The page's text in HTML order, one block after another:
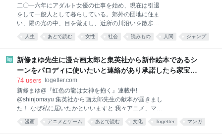
に遭った女性の心の傷に寄り添い、社会の在り方や加害者の背景にも踏
み込んだ考察を述べています。本稿では、この筆者の立場・視点が被害
者心理学およ
二〇一六年にアダルト女優の仕事を始め、現在は引退
をして一般人として暮らしている。郊外の団地に住ま
い、陽の光の中、目を覚まし、近所の川沿いを散歩
し、ピラティスのジムに通い、秋刀魚を買って焼き、
小津安二郎やエドワード・ヤンなど敬愛する監督の作
誰かとして人と語らい、「元AV女優」の肩書きで世に
出ることに逡巡し何年も完成しない小説と向き合う
日々。底を尽きる貯金、三〇代の健康、映画監督の夢
で働きつづける女性たちの姿、いまさらできない就
職、どんどん地元へ帰るか結婚するかの二択へ収まっ
ていく同年代の女性たち、半端な立ち位置、それでも
小さく幸福で素朴な毎日。タイトルは離職したことを
人生 あとで読む 女性 社会 読みもの 人間 ジャンプ
新條まゆ先生に漫☆画太郎と集英社から新作絵本であるシ
ーンをパロディに使いたいと連絡があり承諾したら家宝レ
ベルのとんでもないものが届いた
74 users togetter.com
新條まゆ@『虹色の龍は女神を抱く』連載中!
@shinjomayu 集英社から画太郎先生の献本が届きまし
た！ なぜ私に届いたかといいますと 我々アニメ、マン
ガ業界で、オマージュに対してピリピリした空気が漂
ってしまった残念な昨今、 めちゃくちゃ気を使ってく
漫画 アニメとゲーム あとで読む 文化 Togetter マンガ